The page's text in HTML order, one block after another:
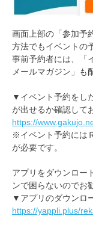
画面上部の「参加予
方法でもイベントの
事前予約者には、「
メールマガジン」も
▼イベント予約をし
が出せるか確認して
https://
※イベント予約には
が必要です。
アプリをダウンロー
ンで困らないのでお
▼アプリのダウンロ
https://yappli.plus/